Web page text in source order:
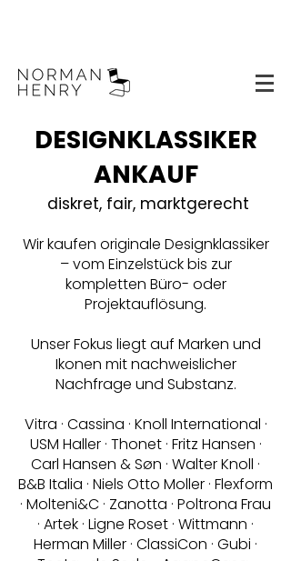
DESIGNKLASSIKER
ANKAUF
diskret, fair, marktgerecht
Wir kaufen originale Designklassiker
– vom Einzelstück bis zur
kompletten Büro- oder
Projektauflösung.
Unser Fokus liegt auf Marken und
Ikonen mit nachweislicher
Nachfrage und Substanz.
Vitra · Cassina · Knoll International ·
USM Haller · Thonet · Fritz Hansen ·
Carl Hansen & Søn · Walter Knoll ·
B&B Italia · Niels Otto Moller · Flexform
· Molteni&C · Zanotta · Poltrona Frau
· Artek · Ligne Roset · Wittmann ·
Herman Miller · ClassiCon · Gubi ·